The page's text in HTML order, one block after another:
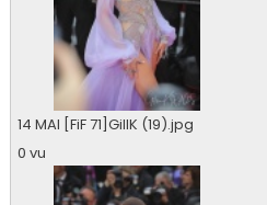
14 MAI [FiF 71]GillK (19).jpg
0 vu